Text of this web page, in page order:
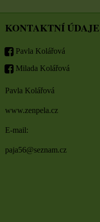
KONTAKTNÍ ÚDAJE
Pavla Kolářová
Milada Kolářová
Pavla Kolářová
www.zenpela.cz
E-mail:
paja56@seznam.cz